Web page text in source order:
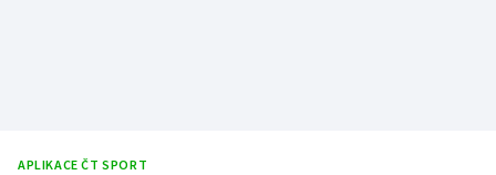
APLIKACE ČT SPORT